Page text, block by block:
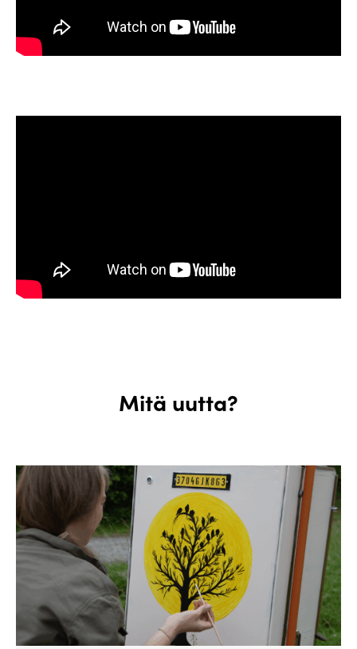
Mitä uutta?